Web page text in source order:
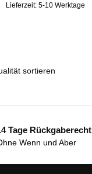
Lieferzeit: 5-10 Werktage
Tage Rückgaberecht
Wenn und Aber